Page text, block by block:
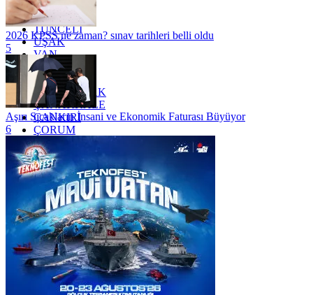
TOKAT
TRABZON
TUNCELİ
UŞAK
VAN
YALOVA
YOZGAT
ZONGULDAK
ÇANAKKALE
ÇANKIRI
ÇORUM
İSTANBUL
İZMİR
ŞANLIURFA
ŞIRNAK
2026 KPSS ne zaman? sınav tarihleri belli oldu
5
Aşırı Sıcakların İnsani ve Ekonomik Faturası Büyüyor
6